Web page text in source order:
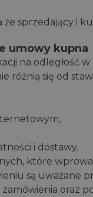
sprzedający i
umowy kupna
na odległość
się od
i dostawy.
które
są uważane
oraz